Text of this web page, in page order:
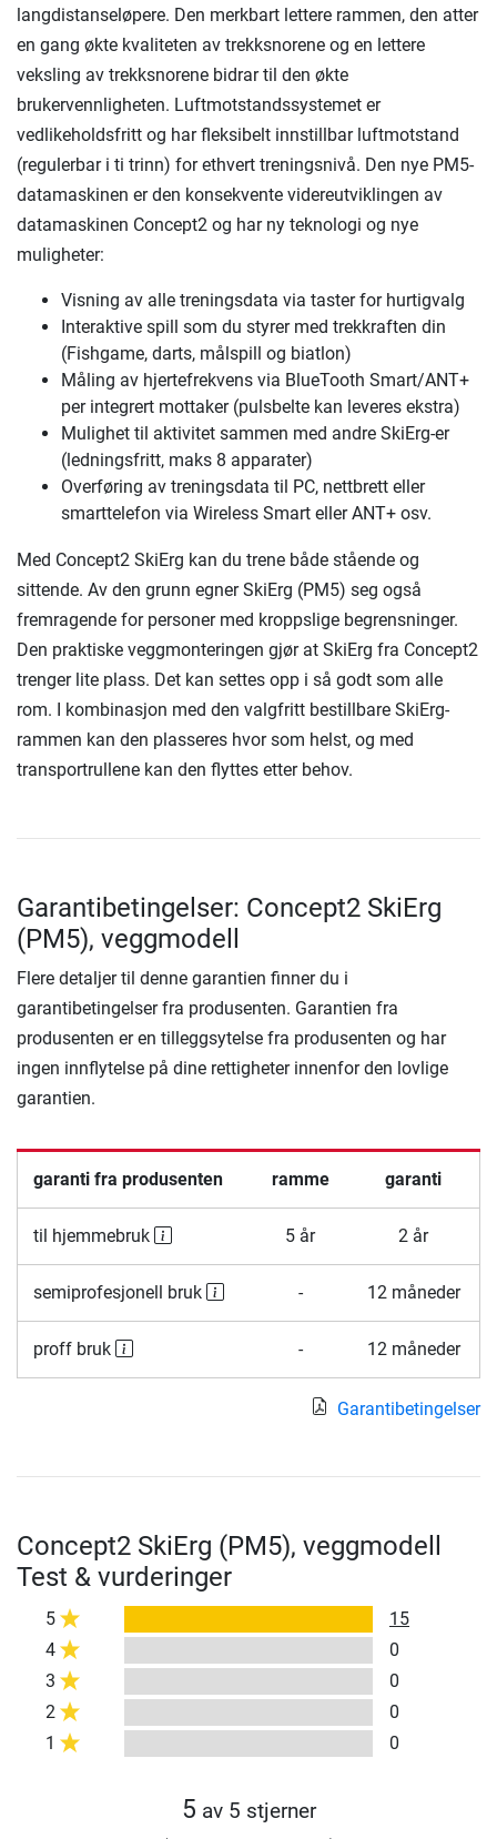
langdistanseløpere. Den merkbart lettere rammen, den atter
en gang økte kvaliteten av trekksnorene og en lettere
veksling av trekksnorene bidrar til den økte
brukervennligheten. Luftmotstandssystemet er
vedlikeholdsfritt og har fleksibelt innstillbar luftmotstand
(regulerbar i ti trinn) for ethvert treningsnivå. Den nye PM5-
datamaskinen er den konsekvente videreutviklingen av
datamaskinen Concept2 og har ny teknologi og nye
muligheter:
Visning av alle treningsdata via taster for hurtigvalg
Interaktive spill som du styrer med trekkraften din
(Fishgame, darts, målspill og biatlon)
Måling av hjertefrekvens via BlueTooth Smart/ANT+
per integrert mottaker (pulsbelte kan leveres ekstra)
Mulighet til aktivitet sammen med andre SkiErg-er
(ledningsfritt, maks 8 apparater)
Overføring av treningsdata til PC, nettbrett eller
smarttelefon via Wireless Smart eller ANT+ osv.
Med Concept2 SkiErg kan du trene både stående og
sittende. Av den grunn egner SkiErg (PM5) seg også
fremragende for personer med kroppslige begrensninger.
Den praktiske veggmonteringen gjør at SkiErg fra Concept2
trenger lite plass. Det kan settes opp i så godt som alle
rom. I kombinasjon med den valgfritt bestillbare SkiErg-
rammen kan den plasseres hvor som helst, og med
transportrullene kan den flyttes etter behov.
Garantibetingelser: Concept2 SkiErg
(PM5), veggmodell
Flere detaljer til denne garantien finner du i
garantibetingelser fra produsenten. Garantien fra
produsenten er en tilleggsytelse fra produsenten og har
ingen innflytelse på dine rettigheter innenfor den lovlige
garantien.
garanti fra produsenten ramme garanti
til hjemmebruk 5 år 2 år
semiprofesjonell bruk - 12 måneder
proff bruk - 12 måneder
Garantibetingelser
Concept2 SkiErg (PM5), veggmodell
Test & vurderinger
5
15
4
0
3
0
2
0
1
0
5 av 5 stjerner